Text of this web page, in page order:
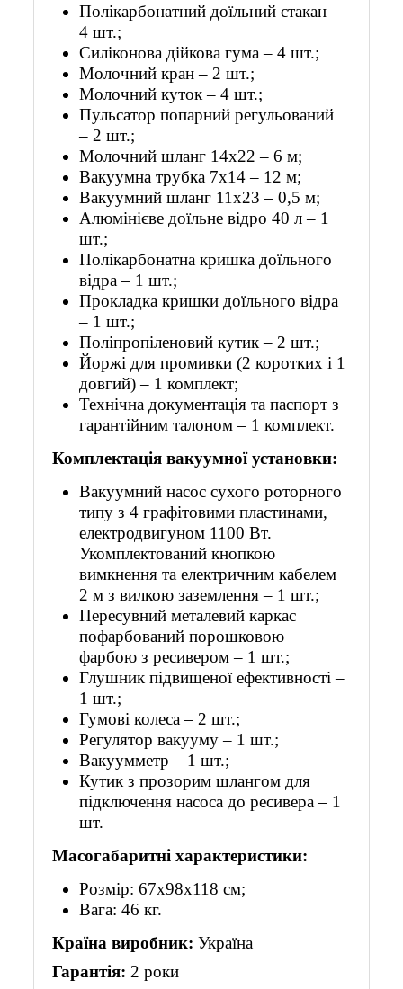
Полікарбонатний доїльний стакан –
4 шт.;
Силіконова дійкова гума – 4 шт.;
Молочний кран – 2 шт.;
Молочний куток – 4 шт.;
Пульсатор попарний регульований
– 2 шт.;
Молочний шланг 14х22 – 6 м;
Вакуумна трубка 7х14 – 12 м;
Вакуумний шланг 11х23 – 0,5 м;
Алюмінієве доїльне відро 40 л – 1
шт.;
Полікарбонатна кришка доїльного
відра – 1 шт.;
Прокладка кришки доїльного відра
– 1 шт.;
Поліпропіленовий кутик – 2 шт.;
Йоржі для промивки (2 коротких і 1
довгий) – 1 комплект;
Технічна документація та паспорт з
гарантійним талоном – 1 комплект.
Комплектація вакуумної установки:
Вакуумний насос сухого роторного
типу з 4 графітовими пластинами,
електродвигуном 1100 Вт.
Укомплектований кнопкою
вимкнення та електричним кабелем
2 м з вилкою заземлення – 1 шт.;
Пересувний металевий каркас
пофарбований порошковою
фарбою з ресивером – 1 шт.;
Глушник підвищеної ефективності –
1 шт.;
Гумові колеса – 2 шт.;
Регулятор вакууму – 1 шт.;
Вакуумметр – 1 шт.;
Кутик з прозорим шлангом для
підключення насоса до ресивера – 1
шт.
Масогабаритні характеристики:
Розмір: 67х98х118 см;
Вага: 46 кг.
Країна виробник: Україна
Гарантія: 2 роки